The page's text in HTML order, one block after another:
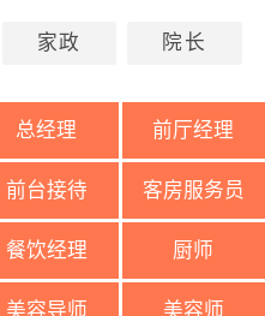
家政 院长
总经理 前厅经理
前台接待 客房服务员
餐饮经理 厨师
美容导师 美容师